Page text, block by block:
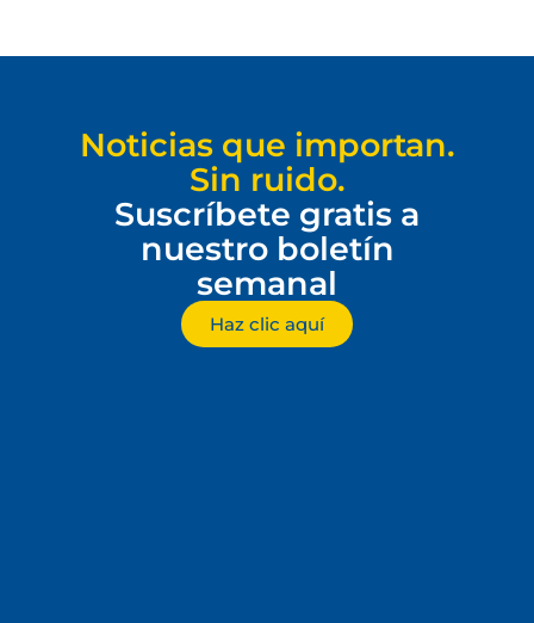
Noticias que importan.
Sin ruido.
Suscríbete gratis a
nuestro boletín
semanal
Haz clic aquí